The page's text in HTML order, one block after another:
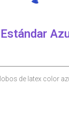
de latex color